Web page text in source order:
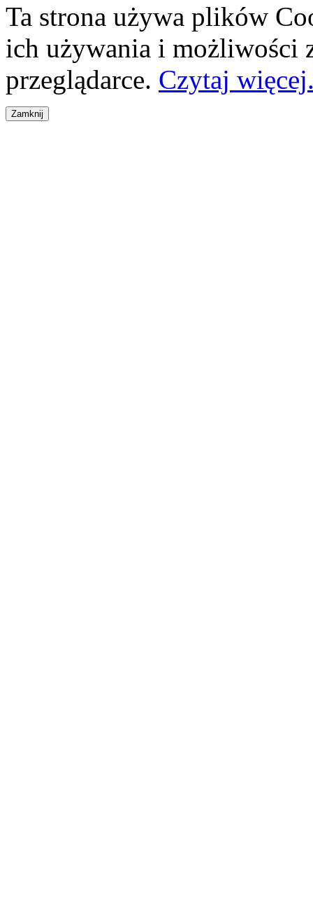
Ta strona używa plików
ich używania i możliwości
przeglądarce. Czytaj